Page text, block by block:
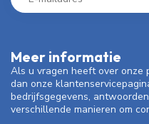
Meer informatie
Als u vragen heeft over onze
dan onze
bedrijfsgegevens,
verschillende manieren om